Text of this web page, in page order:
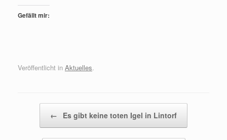
Gefällt mir:
Veröffentlicht in Aktuelles.
← Es gibt keine toten Igel in Lintorf